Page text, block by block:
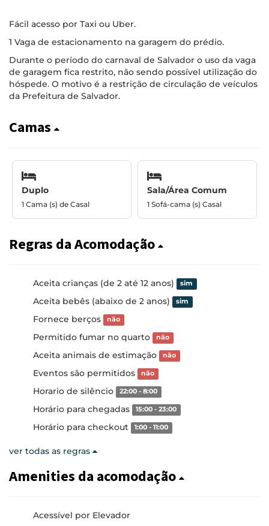
Fácil acesso por Taxi ou Uber.
1 Vaga de estacionamento na garagem do prédio.
Durante o período do carnaval de Salvador o uso da vaga
de garagem fica restrito, não sendo possível utilização do
hóspede. O motivo é a restrição de circulação de veículos
da Prefeitura de Salvador.
Camas
Duplo
1 Cama (s) de Casal
Sala/Área Comum
1 Sofá-cama (s) Casal
Regras da Acomodação
Aceita crianças (de 2 até 12 anos) sim
Aceita bebês (abaixo de 2 anos) sim
Fornece berços não
Permitido fumar no quarto não
Aceita animais de estimação não
Eventos são permitidos não
Horario de silêncio 22:00 - 8:00
Horário para chegadas 15:00 - 23:00
Horário para checkout 1:00 - 11:00
ver todas as regras
Amenities da acomodação
Acessível por Elevador